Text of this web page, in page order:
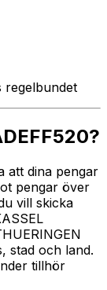
regelbundet
att dina pengar
pengar över
vill skicka
stad och land.
tillhör